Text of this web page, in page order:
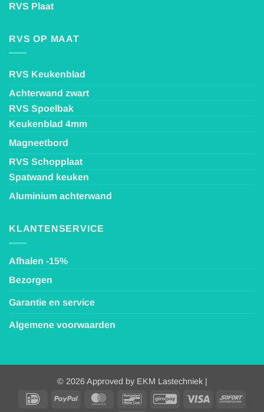
RVS Plaat
RVS OP MAAT
RVS Keukenblad
Achterwand zwart
RVS Spoelbak
Keukenblad 4mm
Magneetbord
RVS Schopplaat
Spatwand keuken
Aluminium achterwand
KLANTENSERVICE
Afhalen -15%
Bezorgen
Garantie en service
Algemene voorwaarden
© 2026 Approved by EKM Lastechniek |
IDeal
PayPal MasterCardBancontactGiroPay Visa